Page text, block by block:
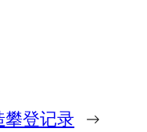
攀登记录 →